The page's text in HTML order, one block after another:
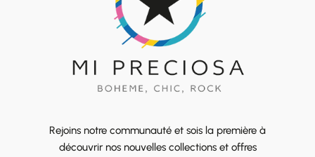
Rejoins notre communauté et sois la première à
découvrir nos nouvelles collections et offres